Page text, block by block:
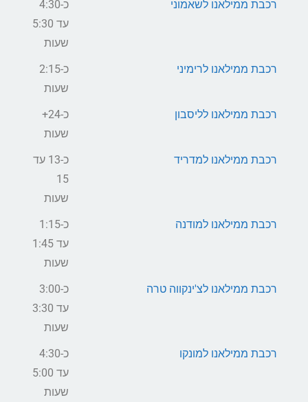
רכבת ממילאנו לשאמוני
כ-4:30
עד 5:30
שעות
רכבת ממילאנו לרימיני
כ-2:15
שעות
רכבת ממילאנו לליסבון
כ-24+
שעות
רכבת ממילאנו למדריד
כ-13 עד
15
שעות
רכבת ממילאנו למודנה
כ-1:15
עד 1:45
שעות
רכבת ממילאנו לצ'ינקווה טרה
כ-3:00
עד 3:30
שעות
רכבת ממילאנו למונקו
כ-4:30
עד 5:00
שעות